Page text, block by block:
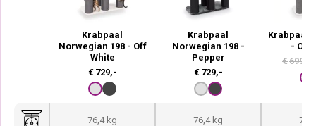
Krabpaal
Norwegian 198 - Off
White
€ 729,-
Krabpaal
Norwegian 198 -
Pepper
€ 729,-
Krabpaal
- Off
€699,-
76,4 kg 76,4 kg